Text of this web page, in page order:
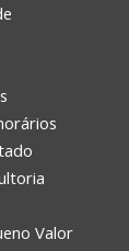
Valor